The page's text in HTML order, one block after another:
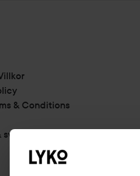
& Conditions